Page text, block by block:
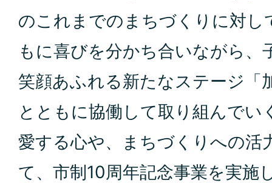
のこれまでのまちづくりに対し
もに喜びを分かち合いながら、
笑顔あふれる新たなステージ「
とともに協働して取り組んでい
愛する心や、まちづくりへの活
て、市制10周年記念事業を実施